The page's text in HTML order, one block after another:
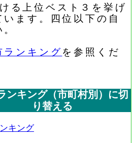
る上位ベスト３を挙げ
います。四位以下の自
ランキングを参照くだ
ンキング（市町村別）に切
り替える
キング